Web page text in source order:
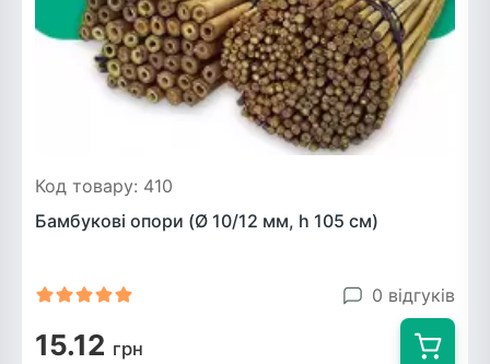
Код товару: 410
Бамбукові опори (Ø 10/12 мм, h 105 см)
0 відгуків
15.12 грн